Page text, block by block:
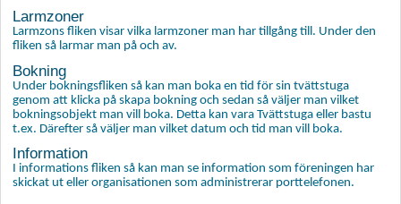
Larmzoner
Larmzons fliken visar vilka larmzoner man har tillgång till. Under den
fliken så larmar man på och av.
Bokning
Under bokningsfliken så kan man boka en tid för sin tvättstuga
genom att klicka på skapa bokning och sedan så väljer man vilket
bokningsobjekt man vill boka. Detta kan vara Tvättstuga eller bastu
t.ex. Därefter så väljer man vilket datum och tid man vill boka.
Information
I informations fliken så kan man se information som föreningen har
skickat ut eller organisationen som administrerar porttelefonen.